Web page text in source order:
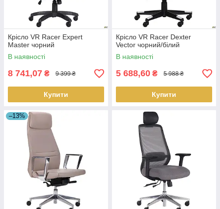
Крісло VR Racer Expert
Master чорний
В наявності
8 741,07 ₴ 9 399 ₴
Купити
Крісло VR Racer Dexter
Vector чорний/білий
В наявності
5 688,60 ₴ 5 988 ₴
Купити
–13%